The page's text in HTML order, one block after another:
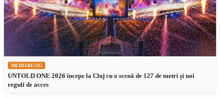
MEDIABLOG
UNTOLD ONE 2026 începe la Cluj cu o scenă de 127 de metri și noi
reguli de acces